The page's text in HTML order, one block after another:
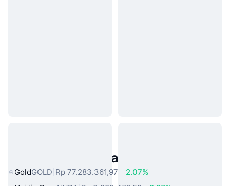
Aset Dunia Nyata Populer
GoldGOLD Rp 77.283.361,97
2.07%